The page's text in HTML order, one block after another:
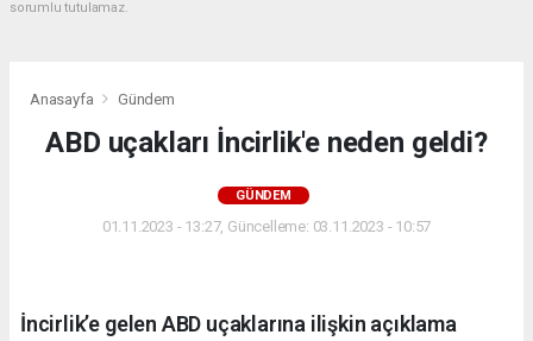
sorumlu tutulamaz.
Anasayfa Gündem
ABD uçakları İncirlik'e neden geldi?
GÜNDEM
01.11.2023 - 13:27, Güncelleme: 03.11.2023 - 10:57
İncirlik’e gelen ABD uçaklarına ilişkin açıklama